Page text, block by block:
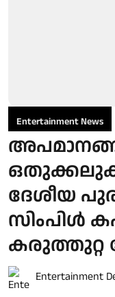
Entertainment News
ദേശീയ
സിംപിള്‍
കരുത്തുറ്റ
Entertainment